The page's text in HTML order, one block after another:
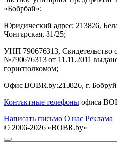
«Бобрбай»;
Юридический адрес: 213826,
Чонгарская, 81/25;
УНП 790676313, Свидетельство
№790676313 от 11.11.2011
горисполкомом;
Офис BOBR.by:213826, г.
Контактные телефоны офиса
Написать письмо О нас Реклама
© 2006-2026 «BOBR.by»